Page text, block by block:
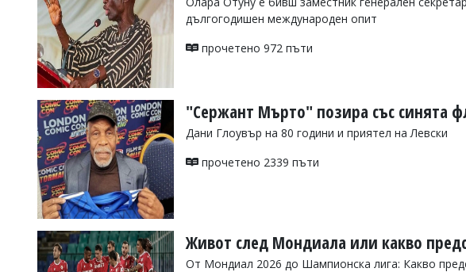
Касабова,
k.kassabova@flagman.bg
Главен
редактор:
Колев,
office@flagman.bg
Коментарите
статиите
въвеждат
читателите
редакцията
дългогодишен международен опит
прочетено 972 пъти
"Сержант Мърто" позира със синята
Дани Глоувър на 80 години и приятел на Левски
прочетено 2339 пъти
Живот след Мондиала или какво
От Мондиал 2026 до Шампионска лига: Какво